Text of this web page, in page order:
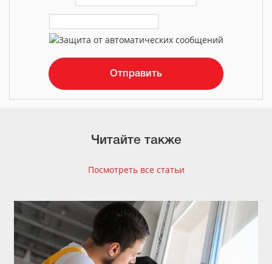
Читайте также
Посмотреть все статьи